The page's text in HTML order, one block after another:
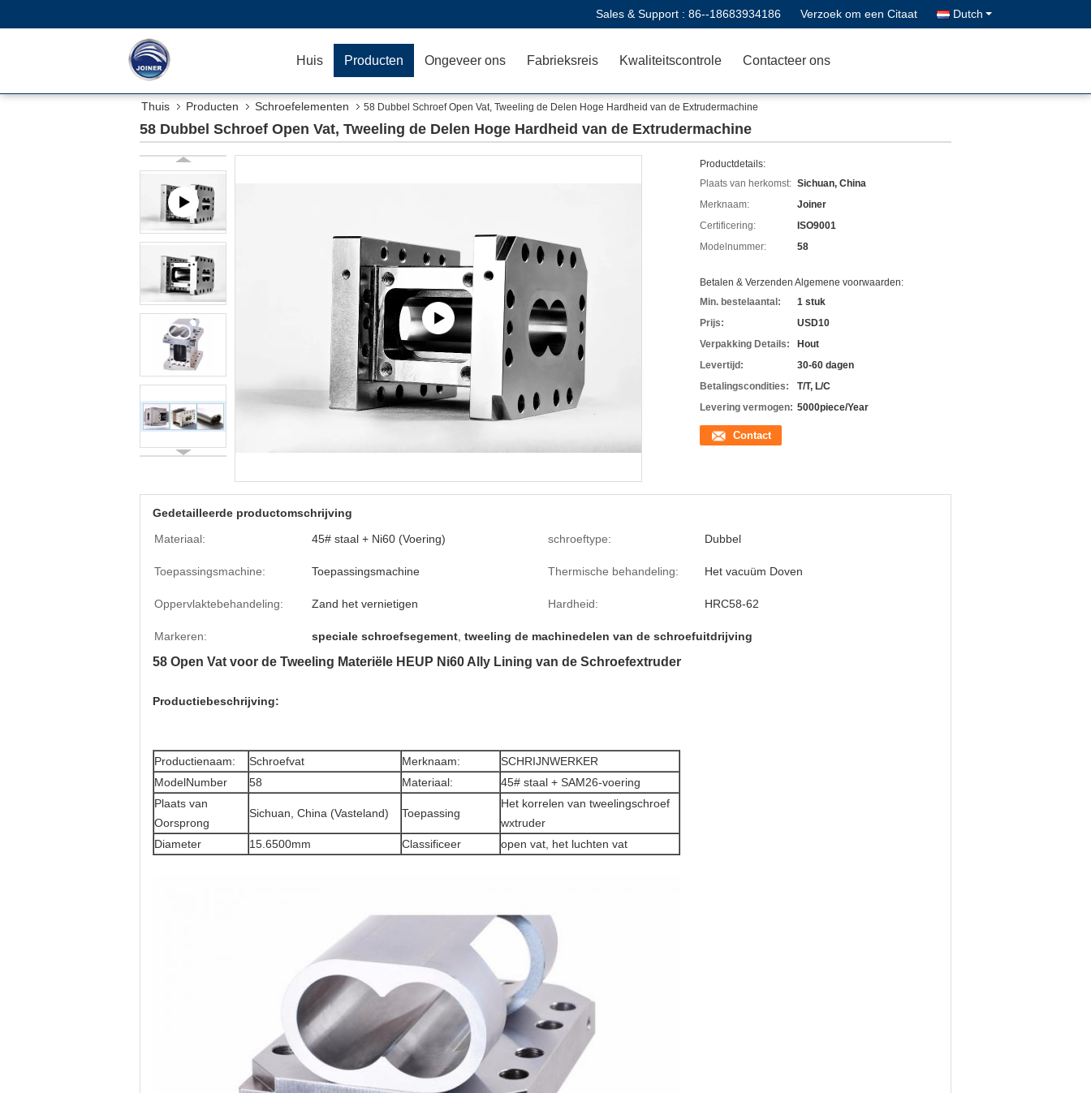
Sales & Support : 86--18683934186 Verzoek om een Citaat Dutch
Huis Producten Ongeveer ons Fabrieksreis Kwaliteitscontrole Contacteer ons
Thuis Producten Schroefelementen 58 Dubbel Schroef Open Vat, Tweeling de Delen Hoge Hardheid van de Extrudermachine
58 Dubbel Schroef Open Vat, Tweeling de Delen Hoge Hardheid van de Extrudermachine
Productdetails:
Plaats van herkomst: Sichuan, China
Merknaam:
Joiner
Certificering:
ISO9001
Modelnummer:
58
Betalen & Verzenden Algemene voorwaarden:
Min. bestelaantal:
1 stuk
Prijs:
USD10
Verpakking Details:
Hout
Levertijd:
30-60 dagen
Betalingscondities:
T/T, L/C
Levering vermogen: 5000piece/Year
Contact
Gedetailleerde productomschrijving
Materiaal:
45# staal + Ni60 (Voering) schroeftype: Dubbel
Toepassingsmachine: Toepassingsmachine Thermische behandeling: Het vacuüm Doven
Oppervlaktebehandeling: Zand het vernietigen Hardheid: HRC58-62
Markeren: speciale schroefsegement tweeling de machinedelen van de schroefuitdrijving
58 Open Vat voor de Tweeling Materiële HEUP Ni60 Ally Lining van de Schroefextruder
Productiebeschrijving:
Productienaam: Schroefvat Merknaam:
SCHRIJNWERKER
ModelNumber
58 Materiaal:
45# staal + SAM26-voering
Plaats van
Oorsprong
Sichuan, China (Vasteland) Toepassing
Het korrelen van tweelingschroef
wxtruder
Diameter
15.6500mm Classificeer open vat, het luchten vat